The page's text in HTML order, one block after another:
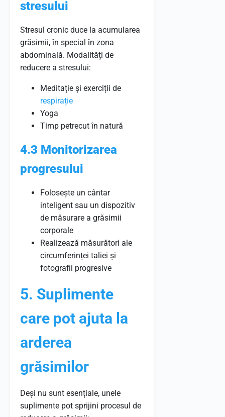
stresului
Stresul cronic duce la acumularea
grăsimii, în special în zona
abdominală. Modalități de
reducere a stresului:
Meditație și exerciții de
respirație
Yoga
Timp petrecut în natură
4.3 Monitorizarea
progresului
Folosește un cântar
inteligent sau un dispozitiv
de măsurare a grăsimii
corporale
Realizează măsurători ale
circumferinței taliei și
fotografii progresive
5. Suplimente
care pot ajuta la
arderea
grăsimilor
Deși nu sunt esențiale, unele
suplimente pot sprijini procesul de